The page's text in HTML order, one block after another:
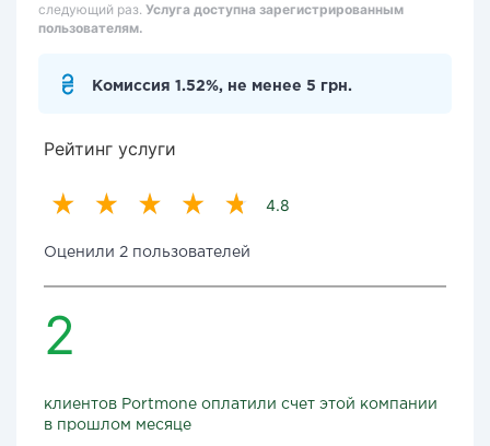
следующий раз. Услуга доступна зарегистрированным
пользователям.
Комиссия 1.52%, не менее 5 грн.
Рейтинг услуги
4.8
Оценили 2 пользователей
2
клиентов Portmone оплатили счет этой компании
в прошлом месяце